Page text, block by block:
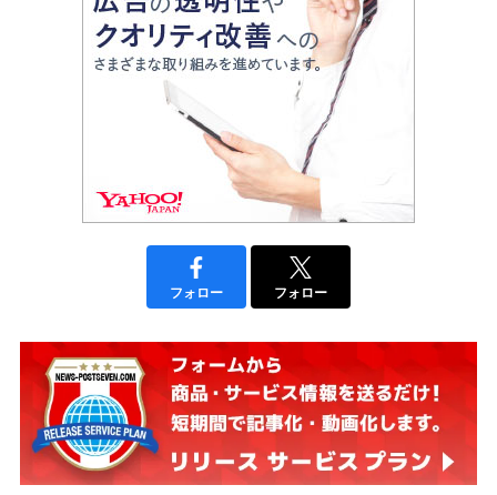
フォロー フォロー